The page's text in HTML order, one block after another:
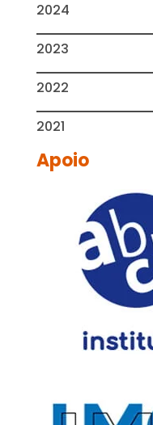
2024
2023
2022
2021
Apoio